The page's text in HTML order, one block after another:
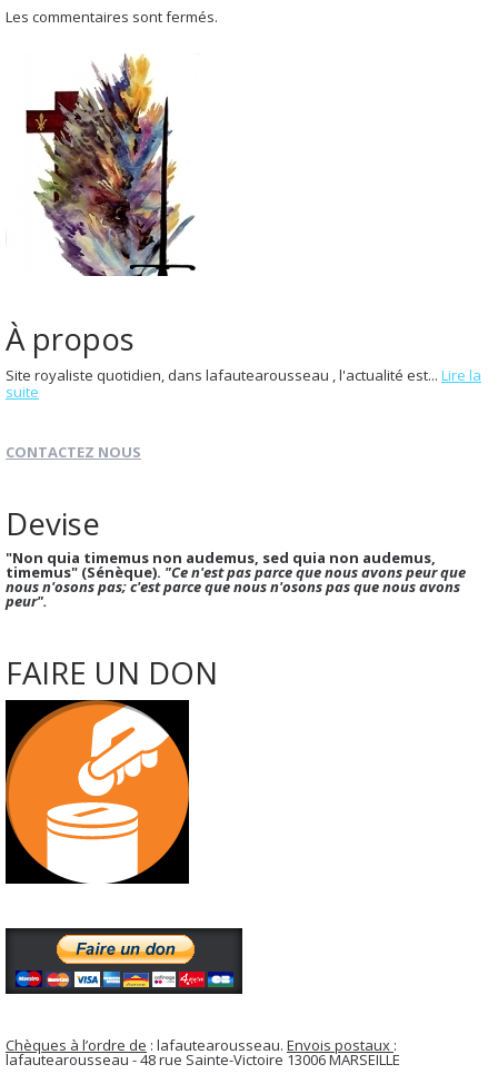
Les commentaires sont fermés.
À propos
Site royaliste quotidien, dans lafautearousseau , l'actualité est... Lire la
suite
CONTACTEZ NOUS
Devise
"Non quia timemus non audemus, sed quia non audemus,
timemus" (Sénèque). "Ce n'est pas parce que nous avons peur que
nous n'osons pas; c'est parce que nous n'osons pas que nous avons
peur".
FAIRE UN DON
Chèques à l’ordre de : lafautearousseau. Envois postaux :
lafautearousseau - 48 rue Sainte-Victoire 13006 MARSEILLE